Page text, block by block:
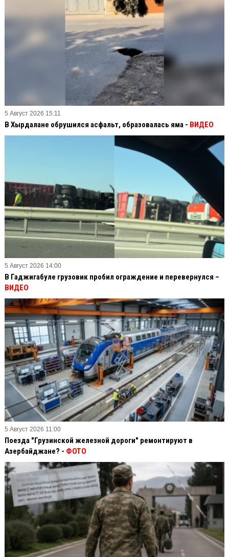
5 Август 2026 15:11
В Хырдалане обрушился асфальт, образовалась яма - ВИДЕО
5 Август 2026 14:00
В Гаджигабуле грузовик пробил ограждение и перевернулся –
ВИДЕО
5 Август 2026 11:00
Поезда "Грузинской железной дороги" ремонтируют в
Азербайджане? - ФОТО